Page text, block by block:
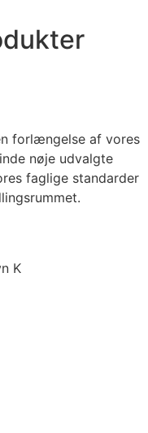
forlængelse af vores
nøje udvalgte
faglige standarder
K